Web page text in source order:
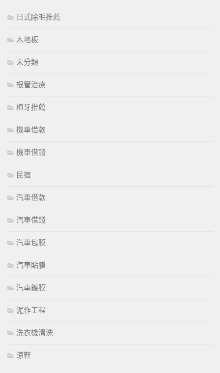
日式除毛推薦
木地板
未分類
根管治療
植牙推薦
機車借款
機車借錢
民宿
汽車借款
汽車借錢
汽車包膜
汽車貼膜
汽車鍍膜
泥作工程
洗衣機清洗
涼鞋